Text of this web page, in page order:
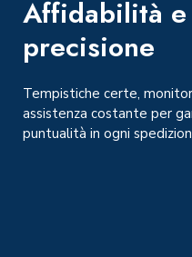
Affidabilità e
precisione
Tempistiche certe,
assistenza costante per
puntualità in ogni